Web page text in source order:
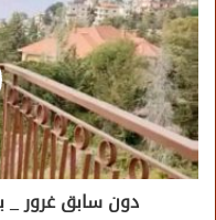
دون سابق غرور _